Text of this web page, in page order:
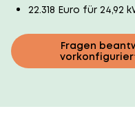
22.318 Euro für 24,92
Fragen